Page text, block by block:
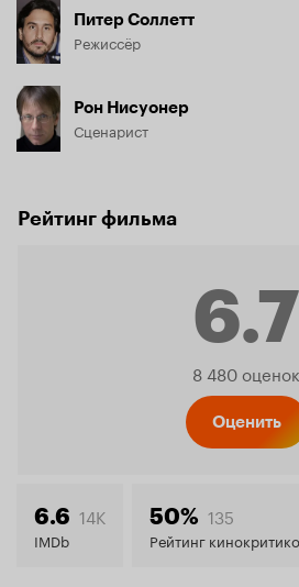
Питер Соллетт
Режиссёр
Рон Нисуонер
Сценарист
Рейтинг фильма
6.7
6.7
8 480 оценок
Оценить
6.6 14K
IMDb
50% 135
Рейтинг